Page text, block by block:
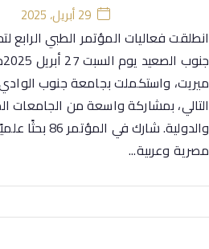
29 أبريل، 2025
انطلقت فعاليات المؤتمر الطبي الرابع
ميريت، واستكملت بجامعة جنوب
التالي، بمشاركة واسعة من الجامعات
والدولية. شارك في
مصرية وعربية...